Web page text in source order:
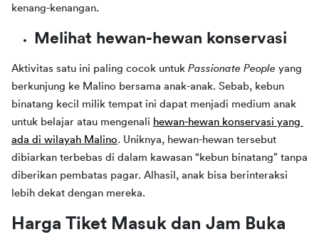
kenang-kenangan.
Melihat hewan-hewan konservasi
Aktivitas satu ini paling cocok untuk Passionate People yang
berkunjung ke Malino bersama anak-anak. Sebab, kebun
binatang kecil milik tempat ini dapat menjadi medium anak
untuk belajar atau mengenali hewan-hewan konservasi yang
ada di wilayah Malino. Uniknya, hewan-hewan tersebut
dibiarkan terbebas di dalam kawasan “kebun binatang” tanpa
diberikan pembatas pagar. Alhasil, anak bisa berinteraksi
lebih dekat dengan mereka.
Harga Tiket Masuk dan Jam Buka